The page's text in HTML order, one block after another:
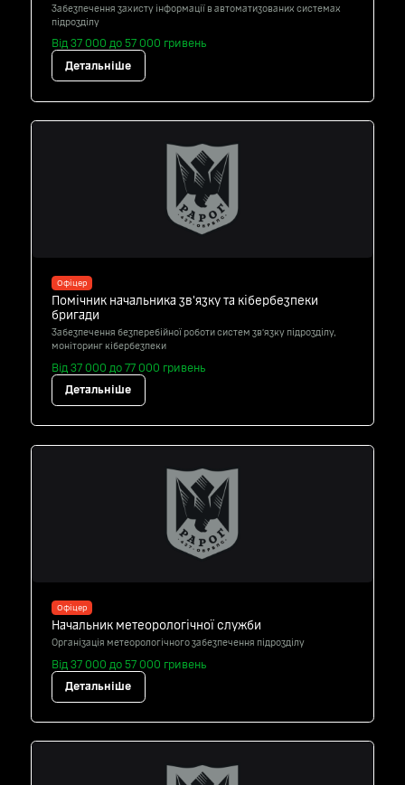
Забезпечення захисту інформації в автоматизованих системах
підрозділу
Від 37 000 до 57 000 гривень
Детальніше
Офіцер
Помічник начальника зв'язку та кібербезпеки
бригади
Забезпечення безперебійної роботи систем зв’язку підрозділу,
моніторинг кібербезпеки
Від 37 000 до 77 000 гривень
Детальніше
Офіцер
Начальник метеорологічної служби
Організація метеорологічного забезпечення підрозділу
Від 37 000 до 57 000 гривень
Детальніше